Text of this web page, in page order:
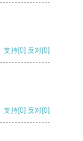
支持[0] 反对[0]
支持[0] 反对[0]